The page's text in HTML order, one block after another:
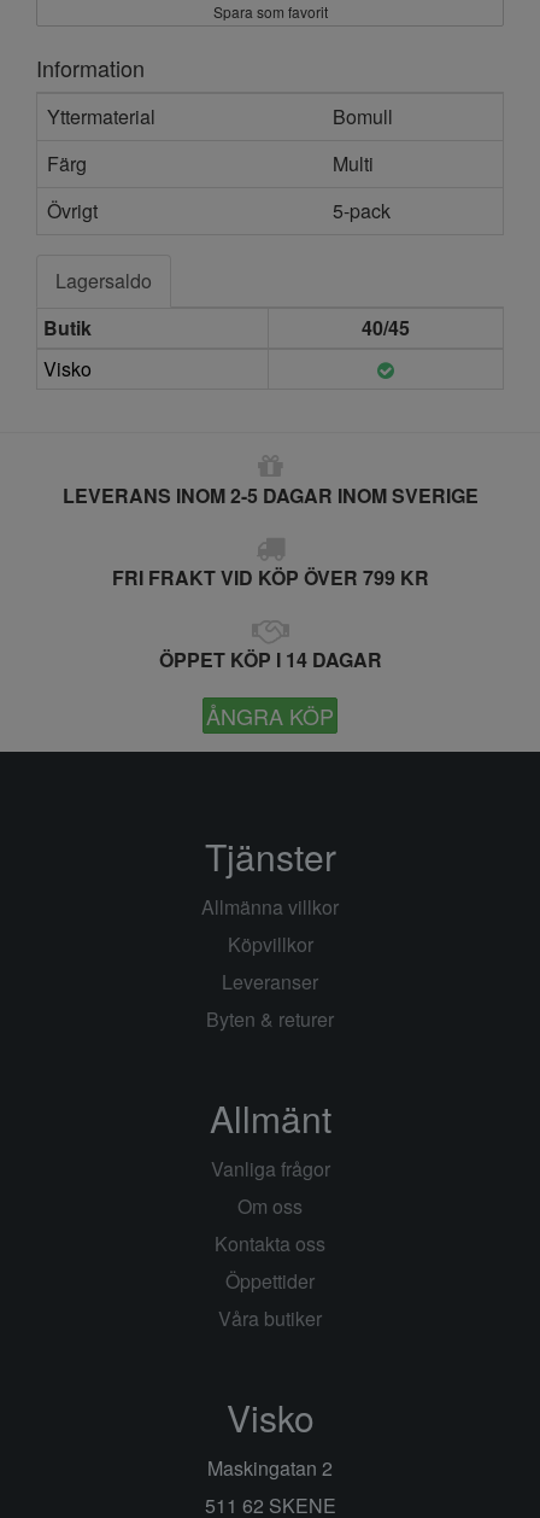
Spara som favorit
Information
Yttermaterial
Bomull
Färg
Multi
Övrigt
5-pack
Lagersaldo
Butik
40/45
Visko
LEVERANS INOM 2-5 DAGAR INOM SVERIGE
FRI FRAKT VID KÖP ÖVER 799 KR
ÖPPET KÖP I 14 DAGAR
ÅNGRA KÖP
Tjänster
Allmänna villkor
Köpvillkor
Leveranser
Byten & returer
Allmänt
Vanliga frågor
Om oss
Kontakta oss
Öppettider
Våra butiker
Visko
Maskingatan 2
511 62 SKENE